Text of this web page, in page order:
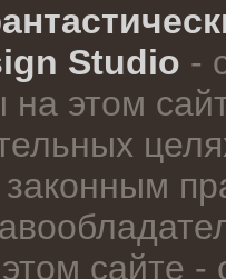
Studio -
этом
сайте